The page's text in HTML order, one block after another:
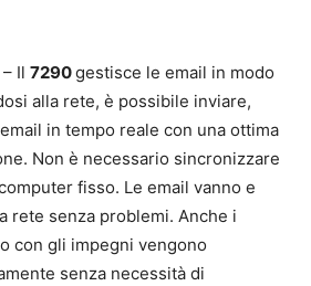
– Il 7290gestisce le email in modo
alla rete, è possibile inviare,
in tempo reale con una ottima
Non è necessario sincronizzare
fisso. Le email vanno e
rete senza problemi. Anche i
con gli impegni vengono
senza necessità di